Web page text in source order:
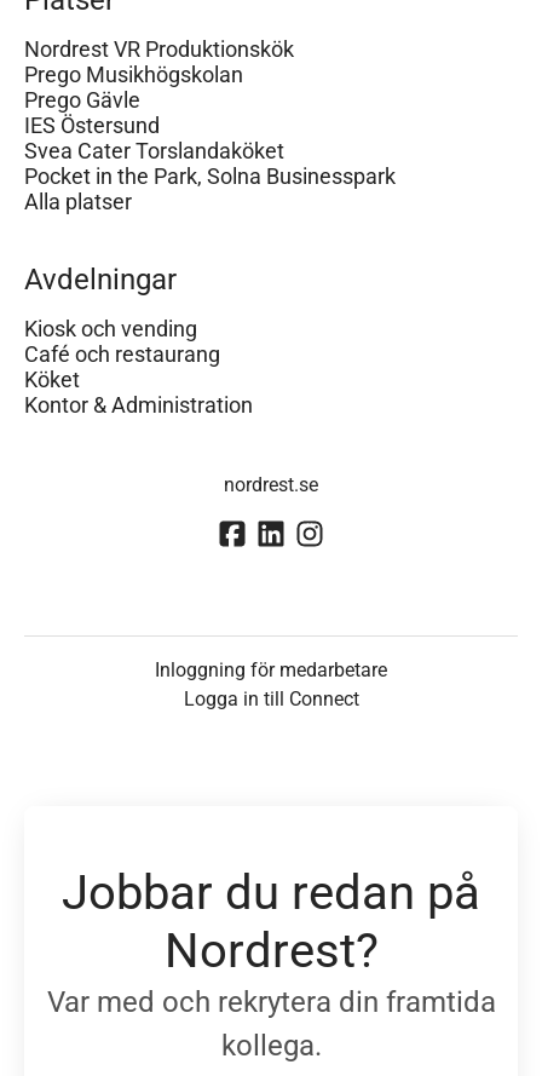
Nordrest VR Produktionskök
Prego Musikhögskolan
Prego Gävle
IES Östersund
Svea Cater Torslandaköket
Pocket in the Park, Solna Businesspark
Alla platser
Avdelningar
Kiosk och vending
Café och restaurang
Köket
Kontor & Administration
nordrest.se
Inloggning för medarbetare
Logga in till Connect
Jobbar du redan på
Nordrest?
Var med och rekrytera din framtida
kollega.